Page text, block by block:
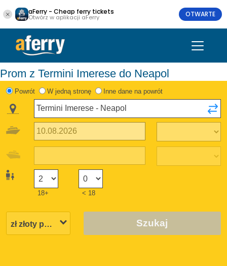
aFerry - Cheap ferry tickets
Otwórz w aplikacji aFerry OTWARTE
Prom z Termini Imerese do Neapol
Powrót W jedną stronę Inne dane na powrót
18+ < 18
Szukaj